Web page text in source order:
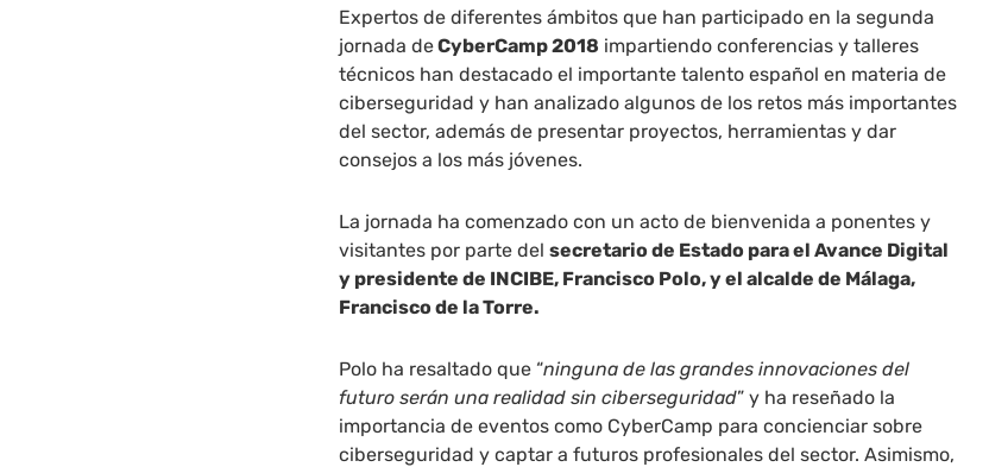
Expertos de diferentes ámbitos que han participado en la segunda
jornada deCyberCamp 2018 impartiendo conferencias y talleres
técnicos han destacado el importante talento español en materia de
ciberseguridad y han analizado algunos de los retos más importantes
del sector, además de presentar proyectos, herramientas y dar
consejos a los más jóvenes.
La jornada ha comenzado con un acto de bienvenida a ponentes y
visitantes por parte delsecretario de Estado para el Avance Digital
y presidente de INCIBE, Francisco Polo, y el alcalde de Málaga,
Francisco de la Torre.
Polo ha resaltado que “ninguna de las grandes innovaciones del
futuro serán una realidad sin ciberseguridad” y ha reseñado la
importancia de eventos como CyberCamp para concienciar sobre
ciberseguridad y captar a futuros profesionales del sector. Asimismo,